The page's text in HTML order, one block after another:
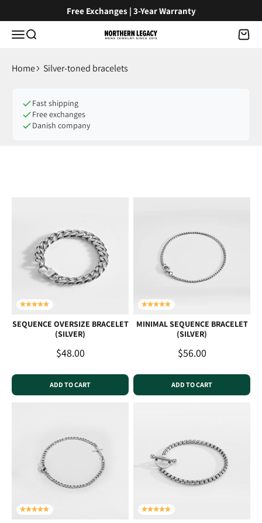
Free Exchanges | 3-Year Warranty
MenuSearch NorthernLegacy Cart
Home Silver-toned bracelets
Fast shipping
Free exchanges
Danish company
SEQUENCE OVERSIZE BRACELET
(SILVER)
Sale price
$48.00
ADD TO CART
MINIMAL SEQUENCE BRACELET
(SILVER)
Sale price
$56.00
ADD TO CART